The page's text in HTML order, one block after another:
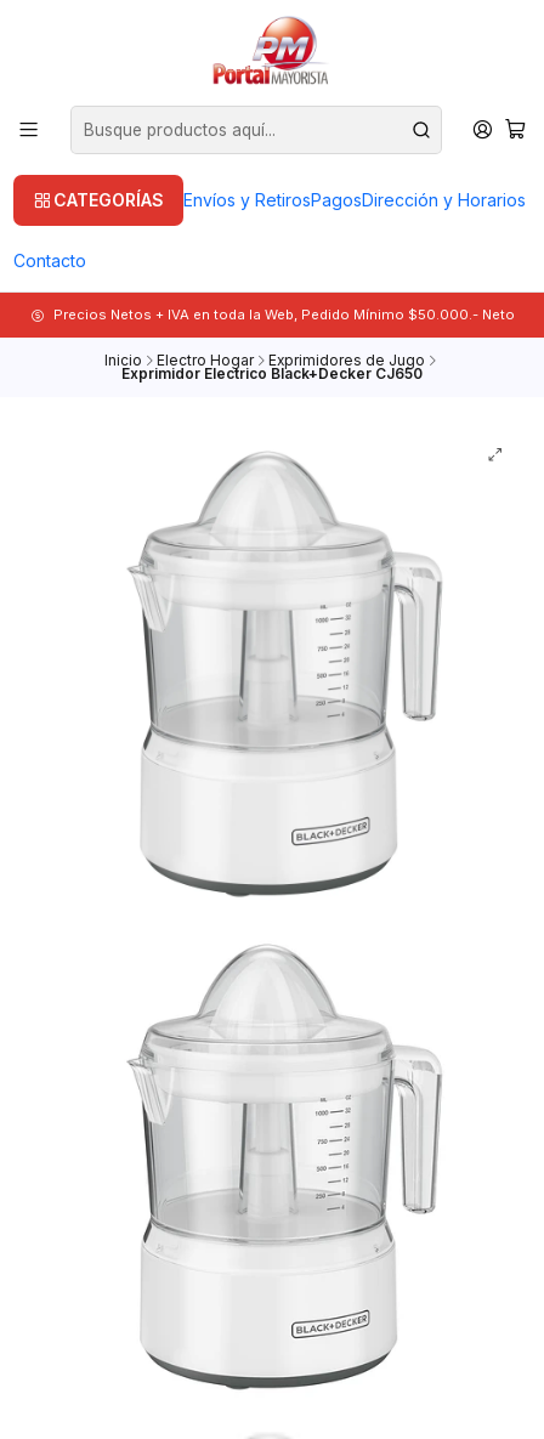
CATEGORÍAS Envíos y RetirosPagosDirección y Horarios
Contacto
Precios Netos + IVA en toda la Web, Pedido Mínimo $50.000.- Neto
Inicio Electro Hogar Exprimidores de Jugo
Exprimidor Electrico Black+Decker CJ650